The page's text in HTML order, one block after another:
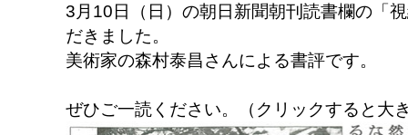
3月10日（日）の朝日新聞朝刊読書欄の「
だきました。
美術家の森村泰昌さんによる書評です。
ぜひご一読ください。（クリックすると大